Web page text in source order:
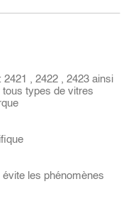
2421 , 2422 , 2423 ainsi
tous types de vitres
les phénomènes